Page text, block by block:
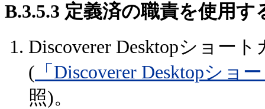
B.3.5.3 定義済の職責を使用す
Discoverer Desktopショー
( 「Discoverer Desktopシ
照)。